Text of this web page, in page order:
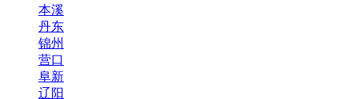
本溪
丹东
锦州
营口
阜新
辽阳